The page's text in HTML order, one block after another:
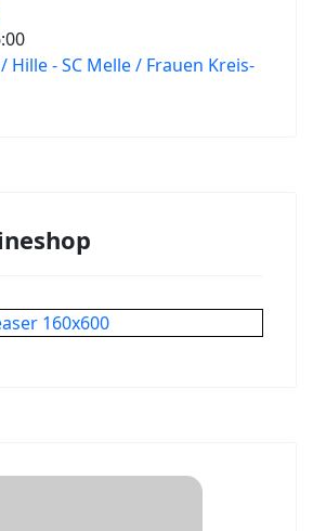
Hille - SC Melle / Frauen Kreis-